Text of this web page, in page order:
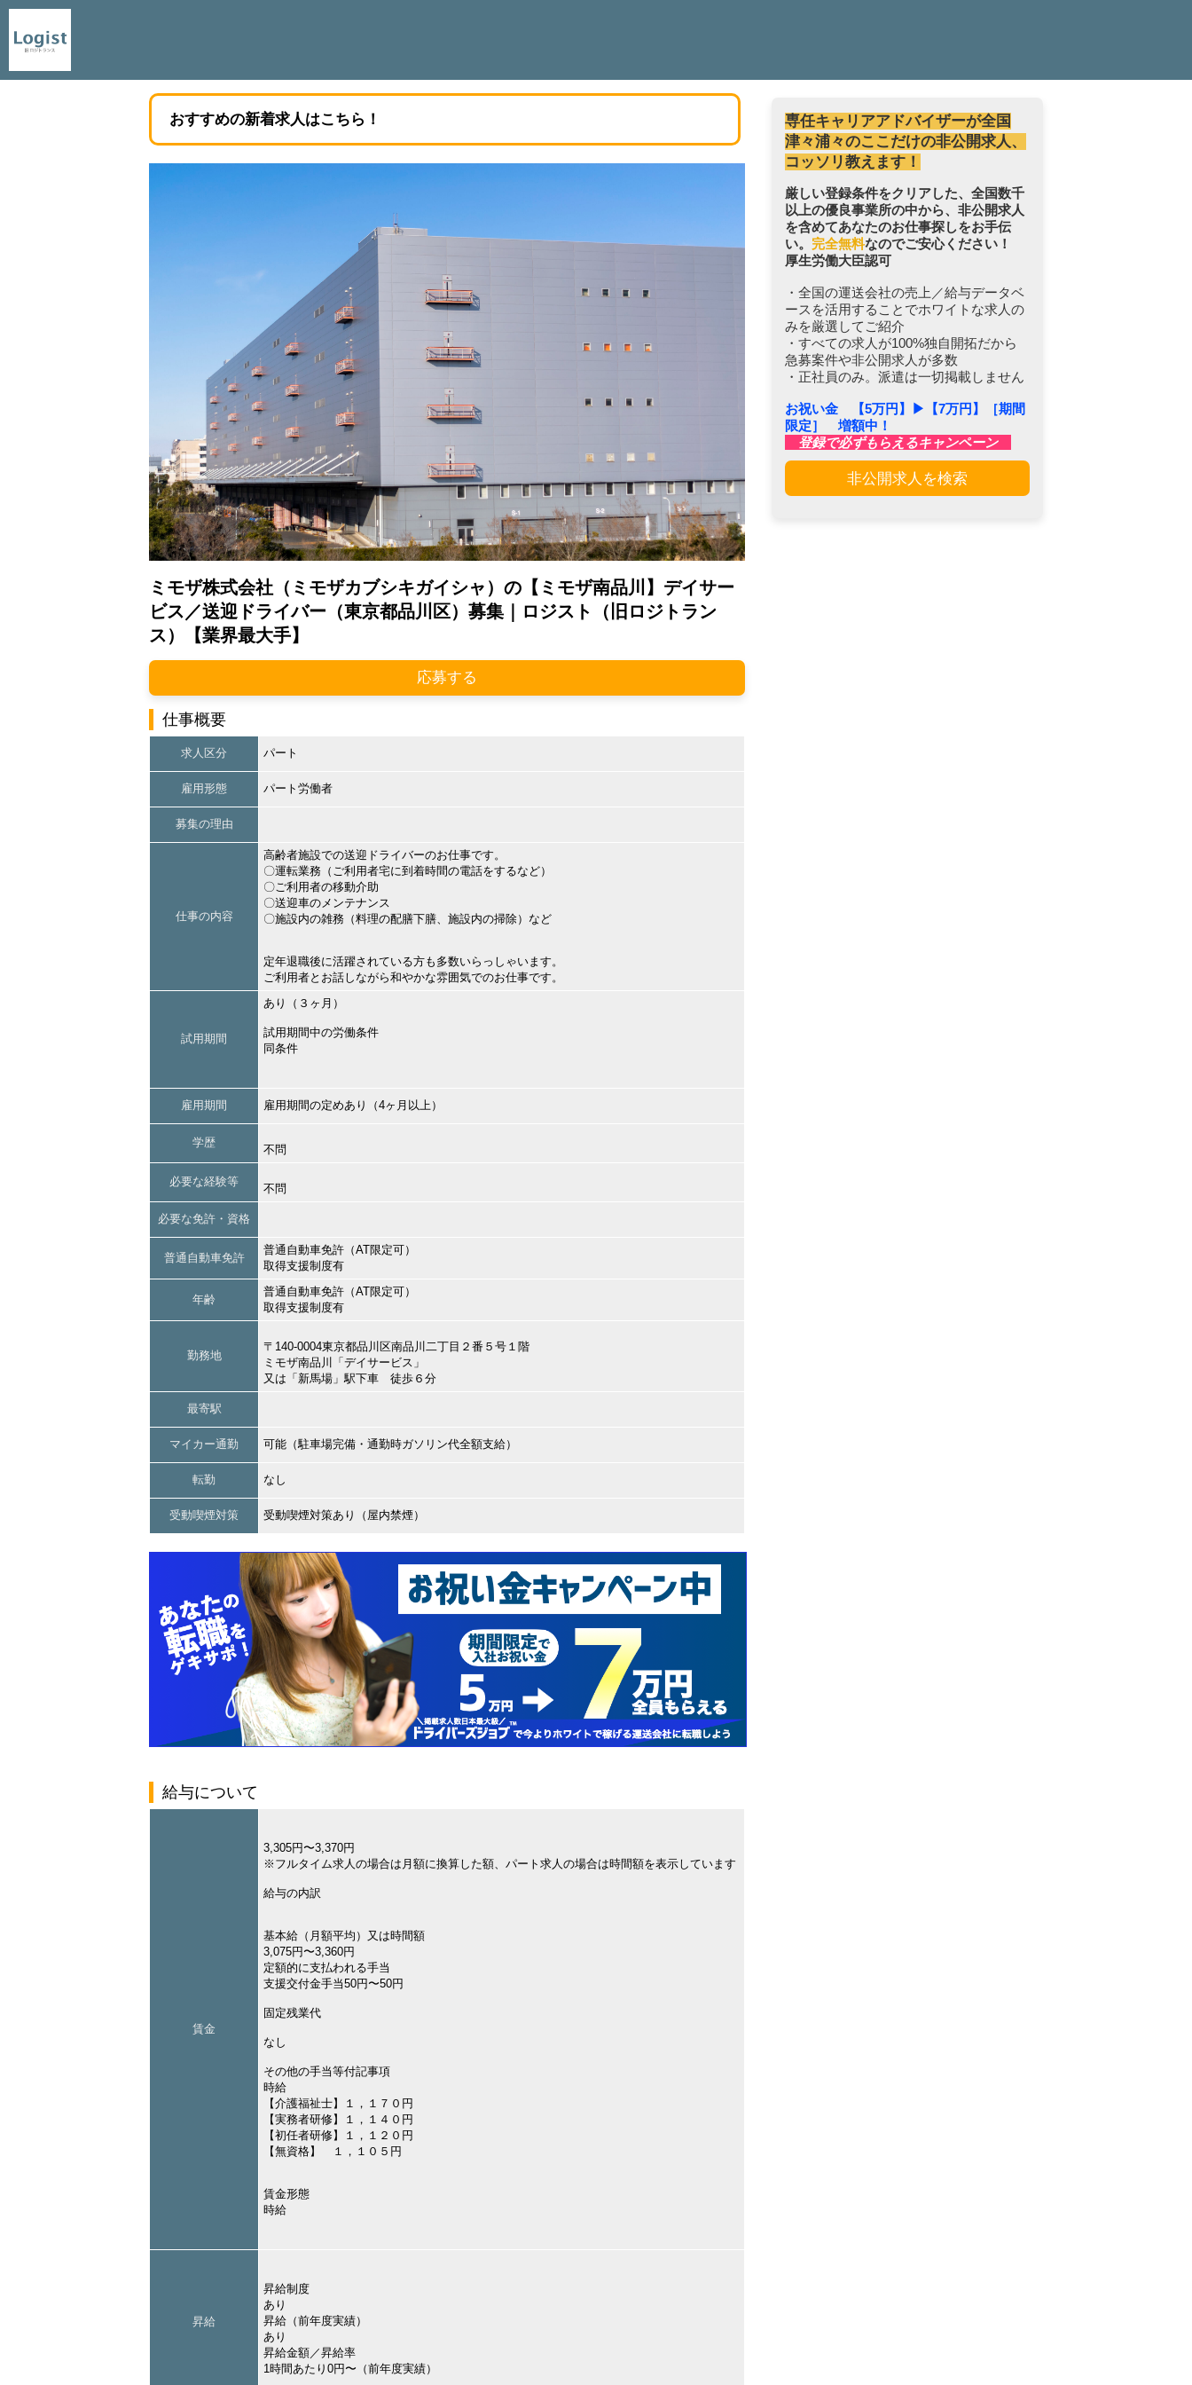
おすすめの新着求人はこちら！
ミモザ株式会社（ミモザカブシキガイシャ）の【ミモザ南品川】デイサー
ビス／送迎ドライバー（東京都品川区）募集｜ロジスト（旧ロジトラン
ス）【業界最大手】
応募する
仕事概要
求人区分 パート
雇用形態 パート労働者
募集の理由
仕事の内容
高齢者施設での送迎ドライバーのお仕事です。
〇運転業務（ご利用者宅に到着時間の電話をするなど）
〇ご利用者の移動介助
〇送迎車のメンテナンス
〇施設内の雑務（料理の配膳下膳、施設内の掃除）など
定年退職後に活躍されている方も多数いらっしゃいます。
ご利用者とお話しながら和やかな雰囲気でのお仕事です。
試用期間
あり（３ヶ月）
試用期間中の労働条件
同条件
雇用期間 雇用期間の定めあり（4ヶ月以上）
学歴
不問
必要な経験等
不問
必要な免許・資格
普通自動車免許
普通自動車免許（AT限定可）
取得支援制度有
年齢
普通自動車免許（AT限定可）
取得支援制度有
勤務地
〒140-0004東京都品川区南品川二丁目２番５号１階
ミモザ南品川「デイサービス」
又は「新馬場」駅下車 徒歩６分
最寄駅
マイカー通勤 可能（駐車場完備・通勤時ガソリン代全額支給）
転勤 なし
受動喫煙対策 受動喫煙対策あり（屋内禁煙）
給与について
賃金
3,305円〜3,370円
※フルタイム求人の場合は月額に換算した額、パート求人の場合は時間額を表示しています
給与の内訳
基本給（月額平均）又は時間額
3,075円〜3,360円
定額的に支払われる手当
支援交付金手当50円〜50円
固定残業代
なし
その他の手当等付記事項
時給
【介護福祉士】１，１７０円
【実務者研修】１，１４０円
【初任者研修】１，１２０円
【無資格】 １，１０５円
賃金形態
時給
昇給
昇給制度
あり
昇給（前年度実績）
あり
昇給金額／昇給率
1時間あたり0円〜（前年度実績）
専任キャリアアドバイザーが全国
津々浦々のここだけの非公開求人、
コッソリ教えます！
厳しい登録条件をクリアした、全国数千
以上の優良事業所の中から、非公開求人
を含めてあなたのお仕事探しをお手伝
い。 完全無料なのでご安心ください！
厚生労働大臣認可
・全国の運送会社の売上／給与データベ
ースを活用することでホワイトな求人の
みを厳選してご紹介
・すべての求人が100%独自開拓だから
急募案件や非公開求人が多数
・正社員のみ。派遣は一切掲載しません
お祝い金 【5万円】▶︎【7万円】［期間
限定］ 増額中！
登録で必ずもらえるキャンペーン
非公開求人を検索